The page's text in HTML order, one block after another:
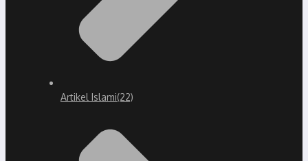
Artikel Islami(22)